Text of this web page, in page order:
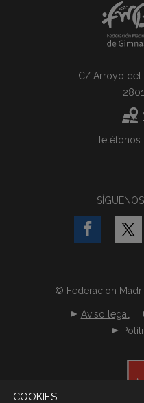
C/ Arroyo del
Teléfonos:
© Federacion
Aviso legal
COOKIES